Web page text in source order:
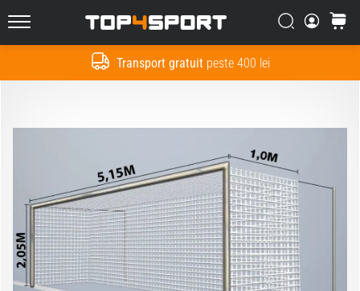
Transport gratuitpeste 400 lei
Top4Sport.ro Căutare
Cos